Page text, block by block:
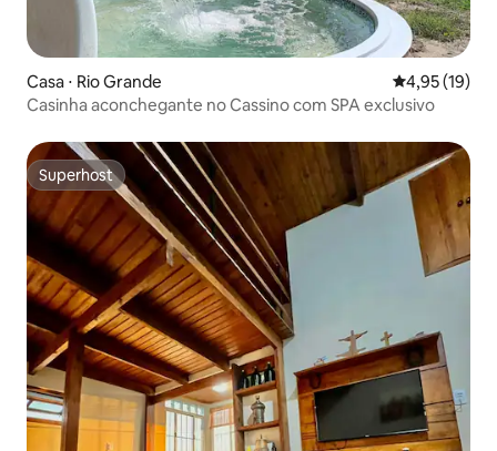
Casa ⋅ Rio Grande 4,95 de uma
4,95 (19)
Casinha aconchegante no Cassino com SPA exclusivo
Superhost
Superhost